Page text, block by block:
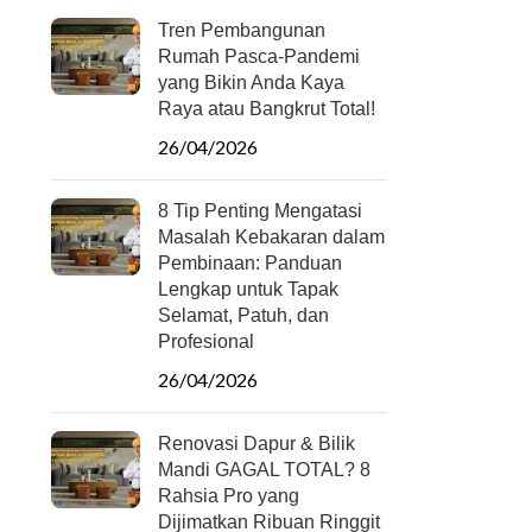
Tren Pembangunan
Rumah Pasca-Pandemi
yang Bikin Anda Kaya
Raya atau Bangkrut Total!
26/04/2026
8 Tip Penting Mengatasi
Masalah Kebakaran dalam
Pembinaan: Panduan
Lengkap untuk Tapak
Selamat, Patuh, dan
Profesional
26/04/2026
Renovasi Dapur & Bilik
Mandi GAGAL TOTAL? 8
Rahsia Pro yang
Dijimatkan Ribuan Ringgit